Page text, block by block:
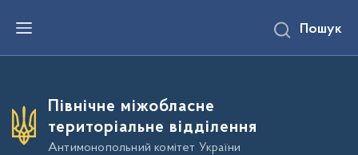
е
о
о
Пошук
Північне міжобласне
територіальне відділення
Антимонопольний комітет України